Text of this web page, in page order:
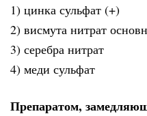
1) цинка сульфат (+)
2) висмута нитрат
3) серебра нитрат
4) меди сульфат
Препаратом,